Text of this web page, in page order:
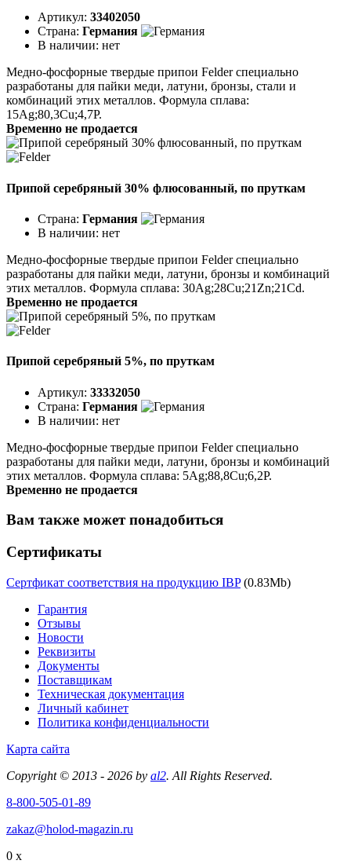
Артикул: 33402050
Страна: Германия
В наличии: нет
Медно-фосфорные твердые припои Felder специально
разработаны для пайки меди, латуни, бронзы, стали и
комбинаций этих металлов. Формула сплава:
15Ag;80,3Cu;4,7P.
Временно не продается
Припой серебряный 30% флюсованный, по пруткам
Страна: Германия
В наличии: нет
Медно-фосфорные твердые припои Felder специально
разработаны для пайки меди, латуни, бронзы и комбинаций
этих металлов. Формула сплава: 30Ag;28Cu;21Zn;21Cd.
Временно не продается
Припой серебряный 5%, по пруткам
Артикул: 33332050
Страна: Германия
В наличии: нет
Медно-фосфорные твердые припои Felder специально
разработаны для пайки меди, латуни, бронзы и комбинаций
этих металлов. Формула сплава: 5Ag;88,8Cu;6,2P.
Временно не продается
Вам также может понадобиться
Сертификаты
Сертфикат соответствия на продукцию IBP(0.83Mb)
Гарантия
Отзывы
Новости
Реквизиты
Документы
Поставщикам
Техническая документация
Личный кабинет
Политика конфиденциальности
Карта сайта
Copyright © 2013 - 2026 by al2. All Rights Reserved.
8-800-505-01-89
zakaz@holod-magazin.ru
0 x